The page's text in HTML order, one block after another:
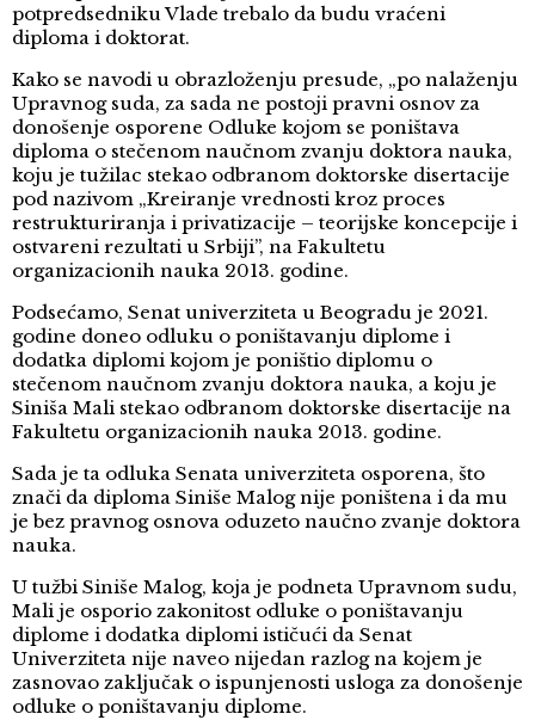
potpredsedniku Vlade trebalo da budu vraćeni
diploma i doktorat.
Kako se navodi u obrazloženju presude, „po nalaženju
Upravnog suda, za sada ne postoji pravni osnov za
donošenje osporene Odluke kojom se poništava
diploma o stečenom naučnom zvanju doktora nauka,
koju je tužilac stekao odbranom doktorske disertacije
pod nazivom „Kreiranje vrednosti kroz proces
restrukturiranja i privatizacije – teorijske koncepcije i
ostvareni rezultati u Srbiji”, na Fakultetu
organizacionih nauka 2013. godine.
Podsećamo, Senat univerziteta u Beogradu je 2021.
godine doneo odluku o poništavanju diplome i
dodatka diplomi kojom je poništio diplomu o
stečenom naučnom zvanju doktora nauka, a koju je
Siniša Mali stekao odbranom doktorske disertacije na
Fakultetu organizacionih nauka 2013. godine.
Sada je ta odluka Senata univerziteta osporena, što
znači da diploma Siniše Malog nije poništena i da mu
je bez pravnog osnova oduzeto naučno zvanje doktora
nauka.
U tužbi Siniše Malog, koja je podneta Upravnom sudu,
Mali je osporio zakonitost odluke o poništavanju
diplome i dodatka diplomi ističući da Senat
Univerziteta nije naveo nijedan razlog na kojem je
zasnovao zaključak o ispunjenosti usloga za donošenje
odluke o poništavanju diplome.